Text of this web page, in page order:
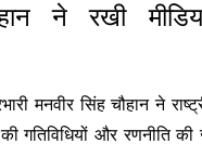
ने रखी
मनवीर सिंह चौहान ने
की गतिविधियों और रणनीति की